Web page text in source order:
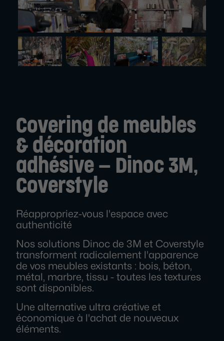
Covering de meubles
& décoration
adhésive — Dinoc 3M,
Coverstyle
Réappropriez-vous l'espace avec
authenticité
Nos solutions Dinoc de 3M et Coverstyle
transforment radicalement l'apparence
de vos meubles existants : bois, béton,
métal, marbre, tissu - toutes les textures
sont disponibles.
Une alternative ultra créative et
économique à l'achat de nouveaux
éléments.